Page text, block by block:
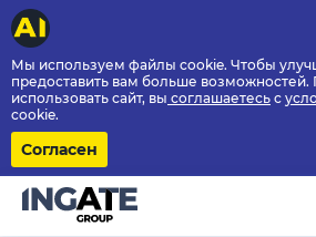
Мы используем файлы cookie. Чтобы
предоставить вам больше
использовать сайт, вы соглашаетесь с
cookie.
Согласен